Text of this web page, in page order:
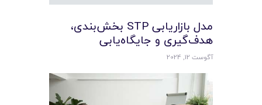
مدل بازاریابی STP بخش‌بندی،
هدف‌گیری و جایگاه‌یابی
آگوست 12, 2024